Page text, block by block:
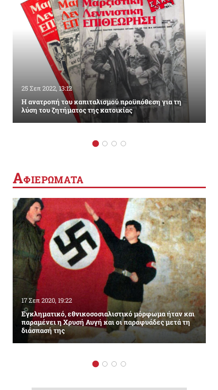
25 Σεπ 2022, 13:12
Η ανατροπή του καπιταλισμού προϋπόθεση για τη
λύση του ζητήματος της κατοικίας
ΑΦΙΕΡΩΜΑΤΑ
17 Σεπ 2020, 19:22
Εγκληματικό, εθνικοσοσιαλιστικό μόρφωμα ήταν και
παραμένει η Χρυσή Αυγή και οι παραφυάδες μετά τη
διάσπασή της